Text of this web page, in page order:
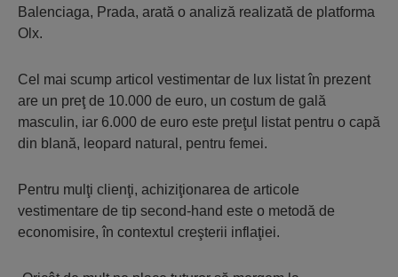
Balenciaga, Prada, arată o analiză realizată de platforma
Olx.
Cel mai scump articol vestimentar de lux listat în prezent
are un preţ de 10.000 de euro, un costum de gală
masculin, iar 6.000 de euro este preţul listat pentru o capă
din blană, leopard natural, pentru femei.
Pentru mulţi clienţi, achiziţionarea de articole
vestimentare de tip second-hand este o metodă de
economisire, în contextul creşterii inflaţiei.